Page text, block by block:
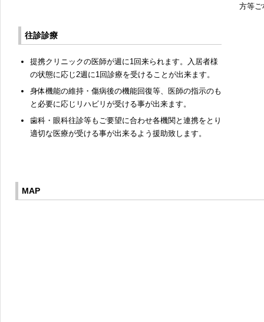
方等ご
往診診療
提携クリニックの医師が週に1回来られます。入居者様
の状態に応じ2週に1回診療を受けることが出来ます。
身体機能の維持・傷病後の機能回復等、医師の指示のも
と必要に応じリハビリが受ける事が出来ます。
歯科・眼科往診等もご要望に合わせ各機関と連携をとり
適切な医療が受ける事が出来るよう援助致します。
MAP